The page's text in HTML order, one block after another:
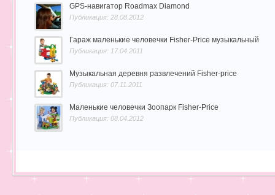
GPS-навигатор Roadmax Diamond
Публикация: 28.08.2012
Гараж маленькие человечки Fisher-Price музыкальный
Публикация: 17.04.2011
Музыкальная деревня развлечений Fisher-price
Публикация: 07.11.2011
Маленькие человечки Зоопарк Fisher-Price
Публикация: 08.04.2012